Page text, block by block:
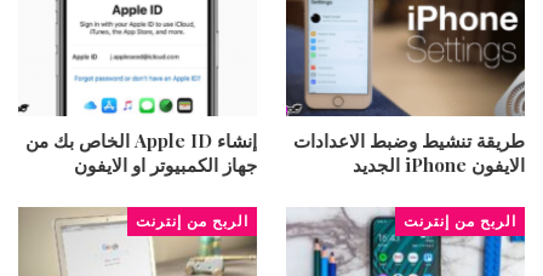
طريقة تنشيط وضبط الاعدادات
الايفون iPhone الجديد
إنشاء Apple ID الخاص بك من
جهاز الكمبيوتر او الايفون
الربح من إنترنت الربح من إنترنت